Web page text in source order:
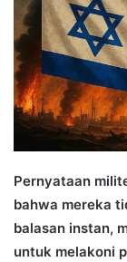
Pernyataan
bahwa mereka
balasan instan,
untuk melakoni